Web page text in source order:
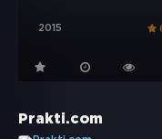
2015
Prakti.com